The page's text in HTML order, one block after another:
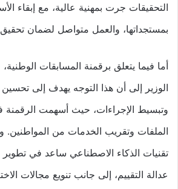
التحقيقات جرت بمهنية عالية، مع إبقاء
بمستجداتها، والعمل متواصل لضمان تحقيق
أما فيما يتعلق برقمنة المسابقات
الوزير إلى أن هذا التوجه يهدف إلى
وتبسيط الإجراءات، حيث أسهمت الرقمنة
الملفات وتقريب الخدمات من
تقنيات الذكاء الاصطناعي ساعد في تطوير
عدالة التقييم، إلى جانب تنويع مجالات